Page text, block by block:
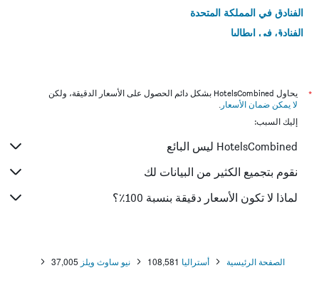
الفنادق في المملكة المتحدة
الفنادق في إيطاليا
*
يحاول HotelsCombined بشكل دائم الحصول على الأسعار الدقيقة، ولكن
لا يمكن ضمان الأسعار .
إليك السبب:
HotelsCombined ليس البائع
نقوم بتجميع الكثير من البيانات لك
لماذا لا تكون الأسعار دقيقة بنسبة 100٪؟
الصفحة الرئيسية أستراليا 108,581 نيو ساوث ويلز 37,005